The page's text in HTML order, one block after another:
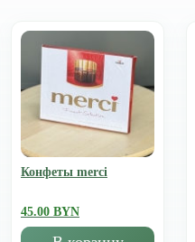
Конфеты merci
45.00 BYN